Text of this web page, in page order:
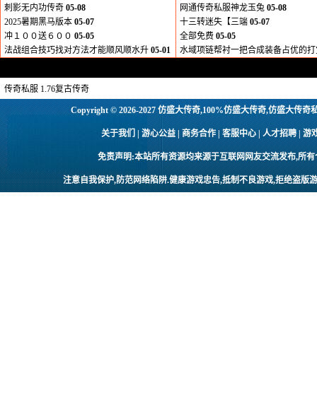
刺影无内功传奇 05-08
2025暑期黑马版本 05-07
冲１００送６００ 05-05
法战组合技巧找对方法才能顺风顺水升 05-01
网通传奇私服神龙玉兔 05-08
十三转迷失【三端 05-07
全部免费 05-05
水域项链帮衬一把合成装备占优的
传奇私服 1.76复古传奇
Copyright © 2026-2027仿盛大传奇,100%仿盛大传奇,仿盛大传奇
关于我们 | 游心公益 | 商务合作 | 客服中心 | 人才招聘 |
免责声明:本站所有资源均来源于互联网网友交流发布,所
注意自我保护,防范网络陷阱.健康游戏忠告,抵制不良游戏,拒绝盗版